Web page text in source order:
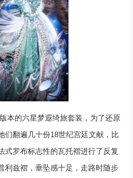
本的六星梦遐绮旅套装，为了还原
们翻遍几十份18世纪宫廷文献，比
式罗布标志性的瓦托褶进行了反复
利兹褶，垂坠感十足，走路时随步